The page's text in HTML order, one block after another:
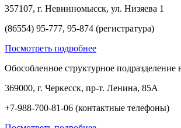
357107, г. Невинномысск, ул. Низяева 1
(86554) 95-777, 95-874 (регистратура)
Посмотреть подробнее
Обособленное структурное подразделение
369000, г. Черкесск, пр-т. Ленина, 85А
+7-988-700-81-06 (контактные телефоны)